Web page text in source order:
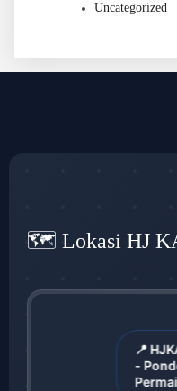
Uncategorized
🗺️ Lokasi HJ
📍
-
Permai